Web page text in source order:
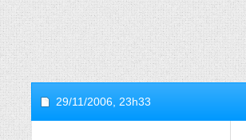
29/11/2006, 23h33